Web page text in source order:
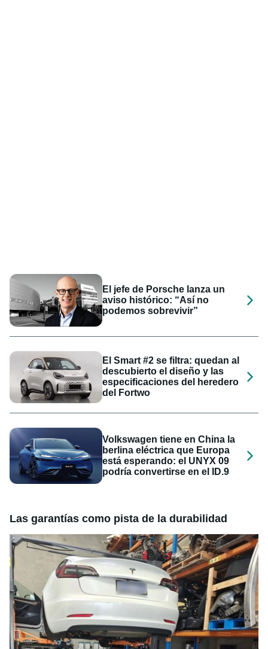
El jefe de Porsche lanza un
aviso histórico: “Así no
podemos sobrevivir”
El Smart #2 se filtra: quedan al
descubierto el diseño y las
especificaciones del heredero
del Fortwo
Volkswagen tiene en China la
berlina eléctrica que Europa
está esperando: el UNYX 09
podría convertirse en el ID.9
Las garantías como pista de la durabilidad